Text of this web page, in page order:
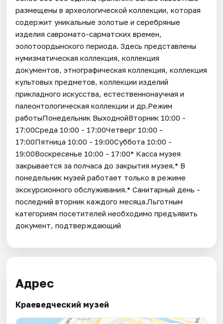
размещены в археологической коллекции, которая
содержит уникальные золотые и серебряные
изделия савромато-сарматских времен,
золотоордынского периода. Здесь представлены
нумизматическая коллекция, коллекция
документов, этнографическая коллекция, коллекция
культовых предметов, коллекции изделий
прикладного искусства, естественнонаучная и
палеонтологическая коллекции и др.Режим
работыПонедельник ВыходнойВторник 10:00 -
17:00Среда 10:00 - 17:00Четверг 10:00 -
17:00Пятница 10:00 - 19:00Суббота 10:00 -
19:00Воскресенье 10:00 - 17:00* Касса музея
закрывается за полчаса до закрытия музея.* В
понедельник музей работает только в режиме
экскурсионного обслуживания.* Санитарный день -
последний вторник каждого месяца.Льготным
категориям посетителей необходимо предъявить
документ, подтверждающий
Адрес
Краеведческий музей